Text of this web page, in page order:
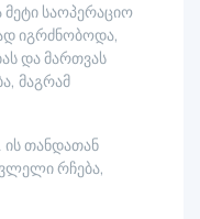
საოპერაციო
იგრძნობოდა,
და მართვას
მაგრამ
ის თანდათან
რჩება,